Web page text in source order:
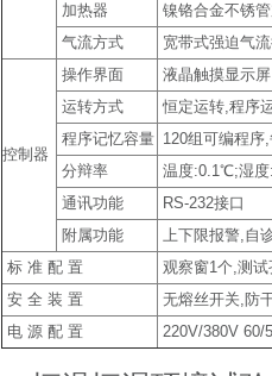
加热器
镍铬合金不锈
气流方式
宽带式强迫气
控制器
操作界面
液晶触摸显示
运转方式
恒定运转,程序
程序记忆容量 120组可编程序
分辩率
温度:0.1℃;湿度
通讯功能
RS-232接口
附属功能
上下限报警,自
标 准 配 置
观察窗1个,测
安 全 装 置
无熔丝开关,防
电 源 配 置
220V/380V 60/